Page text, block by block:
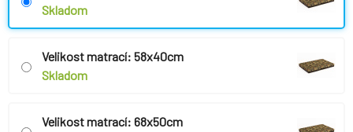
Skladom
Velikost matrací: 58x40cm
Skladom
Velikost matrací: 68x50cm